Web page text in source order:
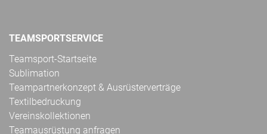
TEAMSPORTSERVICE
Teamsport-Startseite
Sublimation
Teampartnerkonzept & Ausrüsterverträge
Textilbedruckung
Vereinskollektionen
Teamausrüstung anfragen